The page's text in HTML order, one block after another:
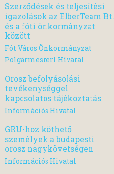
Szerződések és teljesítési
igazolások az ElberTeam Bt.
és a fóti önkormányzat
között
Fót Város Önkormányzat
Polgármesteri Hivatal
Orosz befolyásolási
tevékenységgel
kapcsolatos tájékoztatás
Információs Hivatal
GRU-hoz köthető
személyek a budapesti
orosz nagykövetségen
Információs Hivatal